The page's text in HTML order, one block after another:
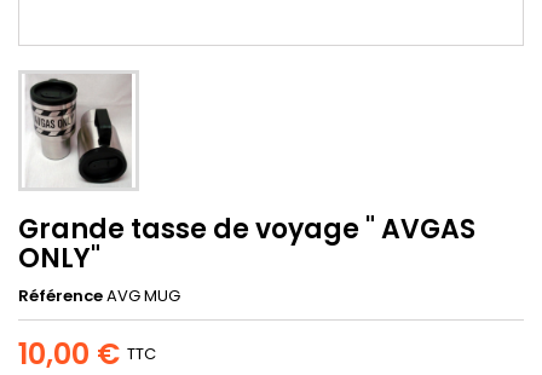
Grande tasse de voyage " AVGAS
ONLY"
RéférenceAVG MUG
10,00 € TTC